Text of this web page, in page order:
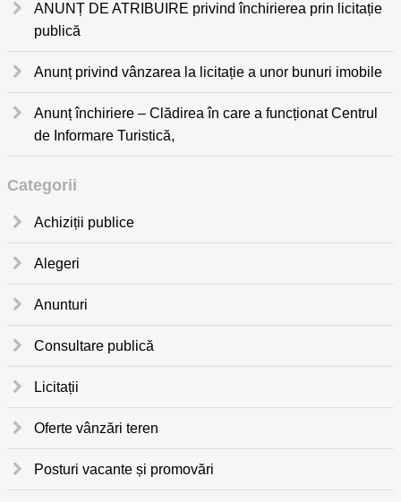
ANUNȚ DE ATRIBUIRE privind închirierea prin licitație
publică
Anunț privind vânzarea la licitație a unor bunuri imobile
Anunț închiriere – Clădirea în care a funcționat Centrul
de Informare Turistică,
Categorii
Achiziții publice
Alegeri
Anunturi
Consultare publică
Licitații
Oferte vânzări teren
Posturi vacante și promovări